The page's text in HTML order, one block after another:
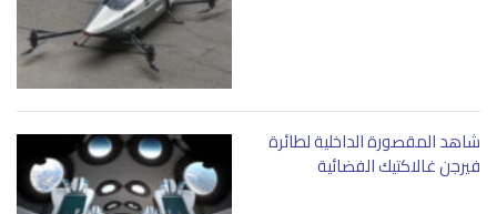
شاهد المقصورة الداخلية لطائرة
فيرجن غالاكتيك الفضائية